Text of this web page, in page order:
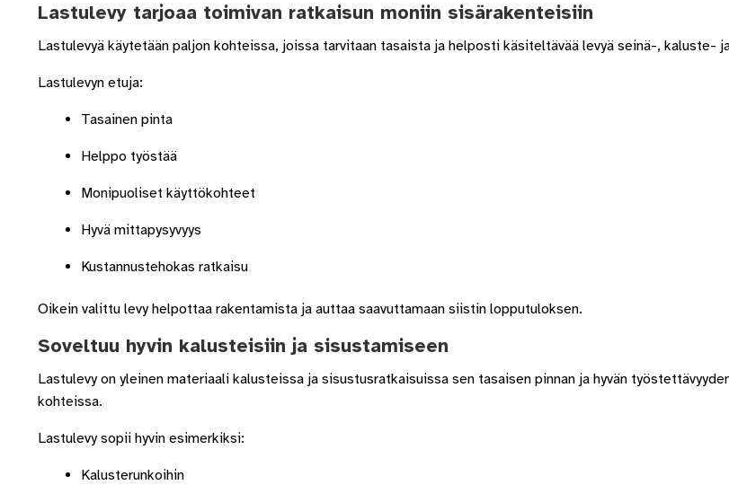
Lastulevy tarjoaa toimivan ratkaisun moniin sisärakenteisiin
Lastulevyä käytetään paljon kohteissa, joissa tarvitaan tasaista ja helposti käsiteltävää levyä seinä-, kaluste-
Lastulevyn etuja:
Tasainen pinta
Helppo työstää
Monipuoliset käyttökohteet
Hyvä mittapysyvyys
Kustannustehokas ratkaisu
Oikein valittu levy helpottaa rakentamista ja auttaa saavuttamaan siistin lopputuloksen.
Soveltuu hyvin kalusteisiin ja sisustamiseen
Lastulevy on yleinen materiaali kalusteissa ja sisustusratkaisuissa sen tasaisen pinnan ja hyvän
kohteissa.
Lastulevy sopii hyvin esimerkiksi:
Kalusterunkoihin